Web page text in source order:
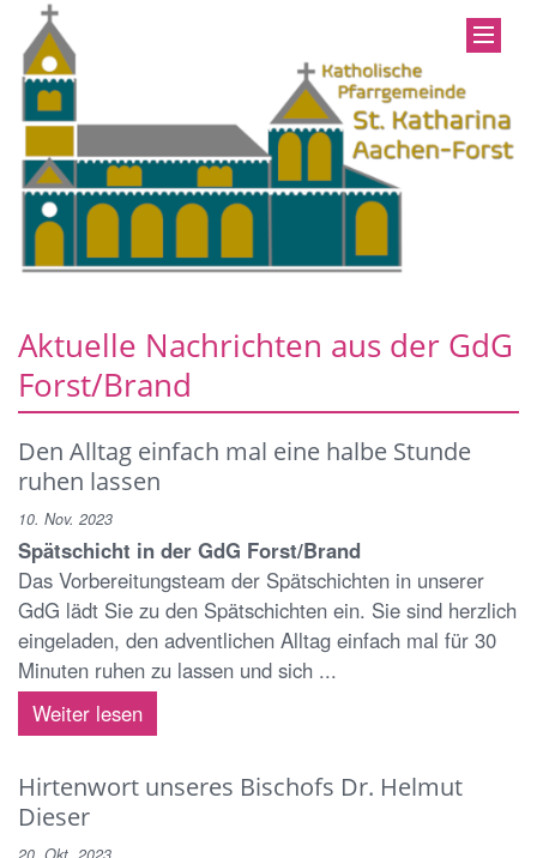
Aktuelle Nachrichten aus der GdG
Forst/Brand
Den Alltag einfach mal eine halbe Stunde
ruhen lassen
10. Nov. 2023
Spätschicht in der GdG Forst/Brand
Das Vorbereitungsteam der Spätschichten in unserer
GdG lädt Sie zu den Spätschichten ein. Sie sind herzlich
eingeladen, den adventlichen Alltag einfach mal für 30
Minuten ruhen zu lassen und sich ...
Weiter lesen
Hirtenwort unseres Bischofs Dr. Helmut
Dieser